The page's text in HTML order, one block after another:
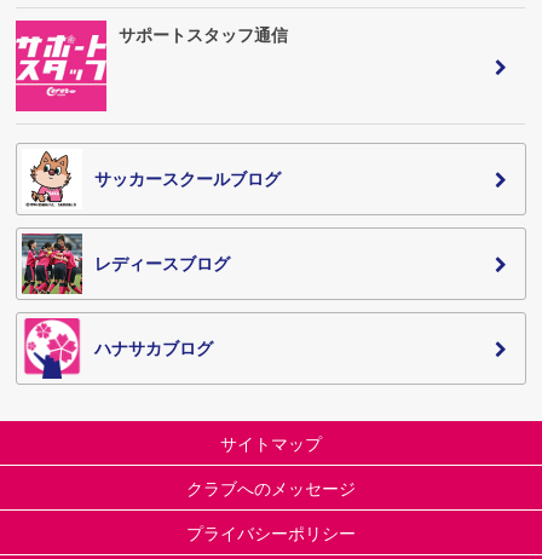
サポートスタッフ通信
サッカースクールブログ
レディースブログ
ハナサカブログ
サイトマップ
クラブへのメッセージ
プライバシーポリシー